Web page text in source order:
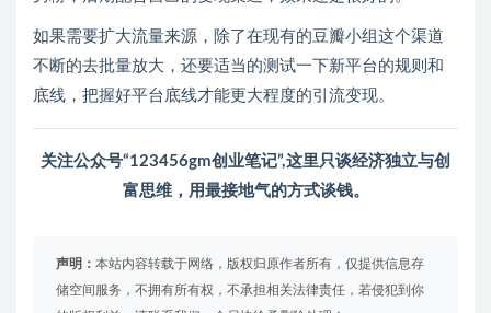
如果需要扩大流量来源，除了在现有的豆瓣小组这个渠道
不断的去批量放大，还要适当的测试一下新平台的规则和
底线，把握好平台底线才能更大程度的引流变现。
关注公众号“123456gm创业笔记”,这里只谈经济独立与创
富思维，用最接地气的方式谈钱。
声明： 本站内容转载于网络，版权归原作者所有，仅提供信息存
储空间服务，不拥有所有权，不承担相关法律责任，若侵犯到你